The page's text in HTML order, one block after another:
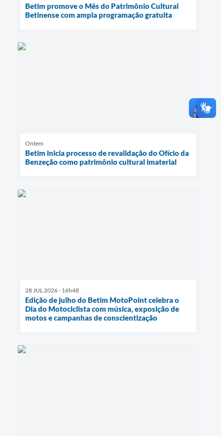
Betim promove o Mês do Patrimônio Cultural
Betinense com ampla programação gratuita
Ontem
Betim inicia processo de revalidação do Ofício da
Benzeção como patrimônio cultural imaterial
28 JUL 2026 - 16h48
Edição de julho do Betim MotoPoint celebra o
Dia do Motociclista com música, exposição de
motos e campanhas de conscientização